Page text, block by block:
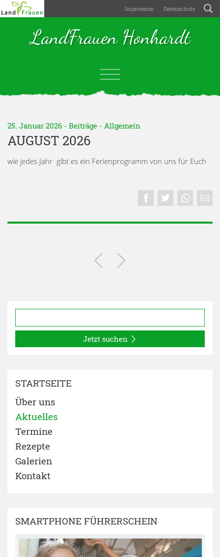
Impressum Datenschutz
LandFrauen Honhardt
25. Januar 2026 - Beiträge - Allgemein
AUGUST 2026
wie jedes Jahr gibt es ein Ferienprogramm von uns für Euch
Jetzt suchen
STARTSEITE
Über uns
Aktuelles
Termine
Rezepte
Galerien
Kontakt
SMARTPHONE FÜHRERSCHEIN